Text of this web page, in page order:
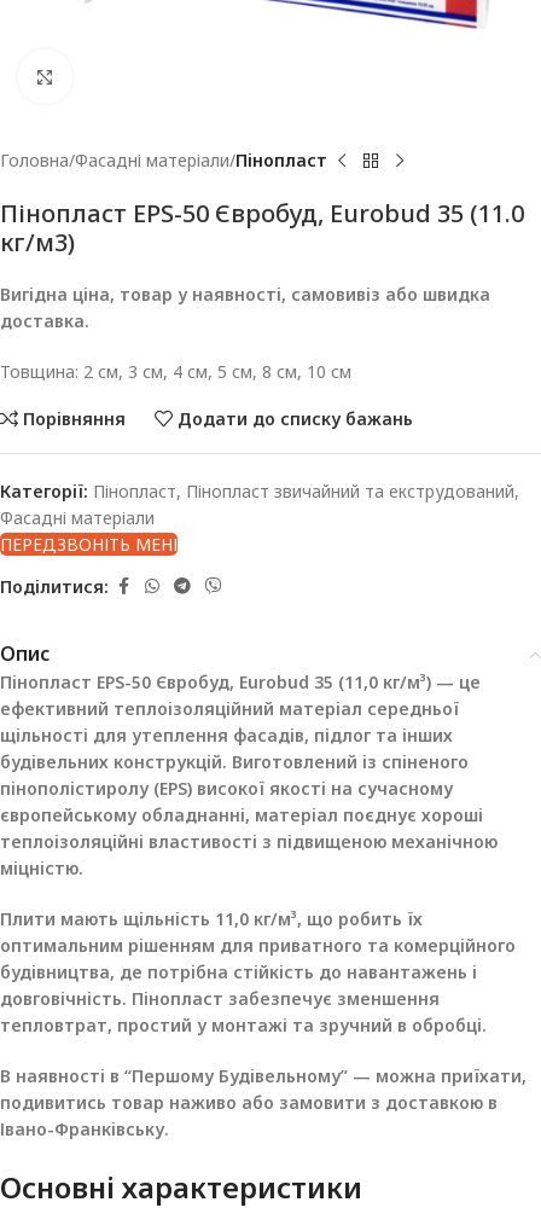
Головна Фасадні матеріали Пінопласт
Пінопласт EPS-50 Євробуд, Eurobud 35 (11.0
кг/м3)
Вигідна ціна, товар у наявності, самовивіз або швидка
доставка.
Товщина: 2 см, 3 см, 4 см, 5 см, 8 см, 10 см
Порівняння Додати до списку бажань
Категорії: Пінопласт, Пінопласт звичайний та екструдований,
Фасадні матеріали
ПЕРЕДЗВОНІТЬ МЕНІ
Поділитися:
Опис
Пінопласт EPS-50 Євробуд, Eurobud 35 (11,0 кг/м³) — це
ефективний теплоізоляційний матеріал середньої
щільності для утеплення фасадів, підлог та інших
будівельних конструкцій. Виготовлений із спіненого
пінополістиролу (EPS) високої якості на сучасному
європейському обладнанні, матеріал поєднує хороші
теплоізоляційні властивості з підвищеною механічною
міцністю.
Плити мають щільність 11,0 кг/м³, що робить їх
оптимальним рішенням для приватного та комерційного
будівництва, де потрібна стійкість до навантажень і
довговічність. Пінопласт забезпечує зменшення
тепловтрат, простий у монтажі та зручний в обробці.
В наявності в “Першому Будівельному” — можна приїхати,
подивитись товар наживо або замовити з доставкою в
Івано-Франківську.
Основні характеристики